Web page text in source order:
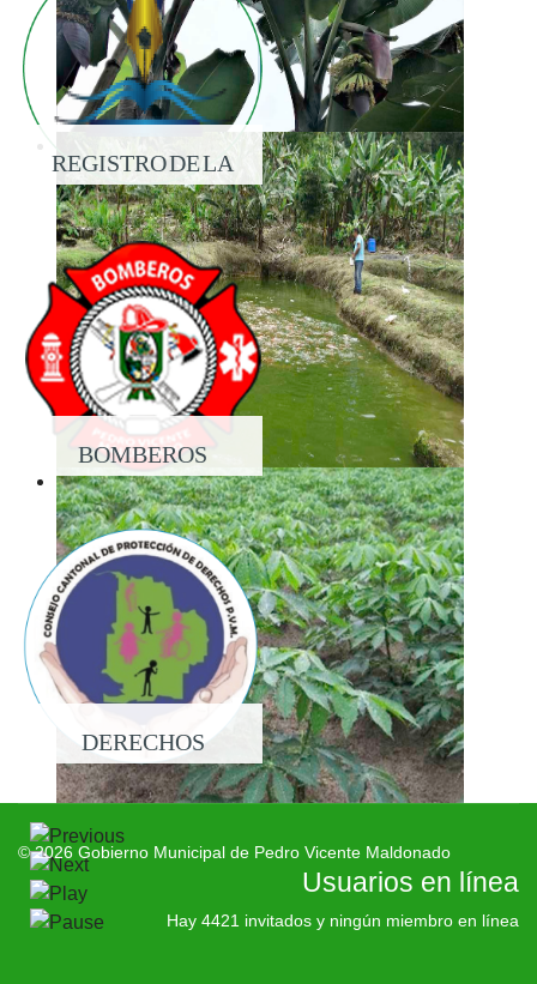
REGISTRO DE LA
PROPIEDAD
BOMBEROS
DERECHOS
© 2026 Gobierno Municipal de Pedro Vicente Maldonado
Usuarios en línea
Hay 4421 invitados y ningún miembro en línea